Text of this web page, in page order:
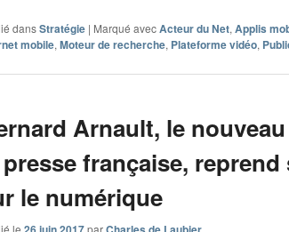
dansStratégie | Marqué avecActeur du Net, Applis
mobile, Moteur de recherche, Plateforme vidéo,
Arnault, le
française, reprend
le numérique
le par